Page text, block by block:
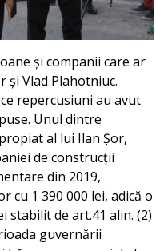
și companii care ar
Vlad Plahotniuc.
repercusiuni au avut
Unul dintre
al lui Ilan Șor,
de construcții
din 2019,
cu 1 390 000 lei, adică o
stabilit de art.41 alin. (2)
guvernării